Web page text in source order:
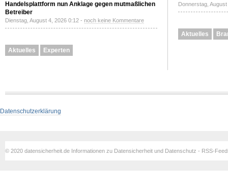
Handelsplattform nun Anklage gegen mutmaßlichen
Betreiber
Dienstag, August 4, 2026 0:12 - noch keine Kommentare
Aktuelles Experten
Donnerstag,
Aktuelles
Datenschutzerklärung
© 2020 datensicherheit.de Informationen zu Datensicherheit und Datenschutz - RSS-